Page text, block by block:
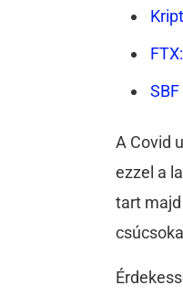
A Covid
ezzel a
tart